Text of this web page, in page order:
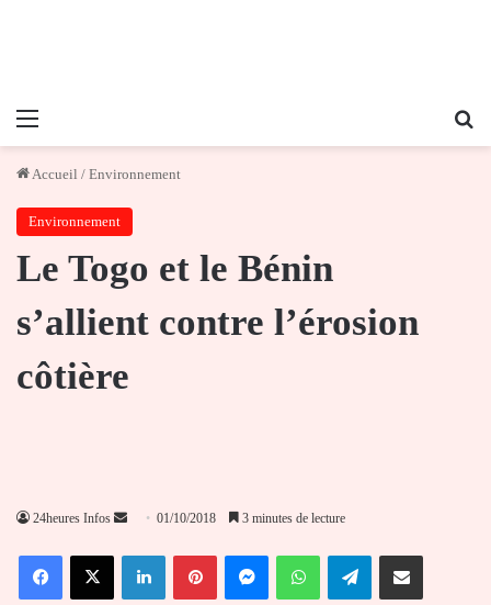
Menu
Accueil / Environnement
Environnement
Le Togo et le Bénin
s’allient contre l’érosion
côtière
24heures Infos
Envoyer
courriel
01/10/2018 3 minutes de lecture
FacebookX LinkedinPinterestMessengerWhatsAppTelegramPartager par email